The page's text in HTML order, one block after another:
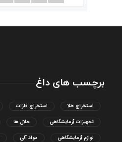
برچسب های داغ
استخراج طلا استخراج فلزات
تجهیزات آزمایشگاهی حلال ها
لوازم آزمایشگاهی مواد آلی